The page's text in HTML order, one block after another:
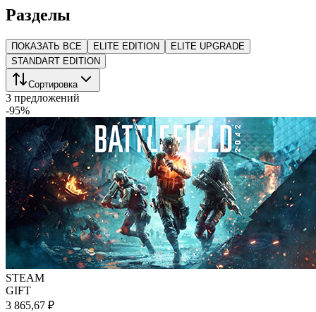
Разделы
ПОКАЗАТЬ ВСЕ ELITE EDITION
ELITE UPGRADE
STANDART EDITION
Сортировка
3 предложений
-95%
STEAM
GIFT
3 865,67 ₽